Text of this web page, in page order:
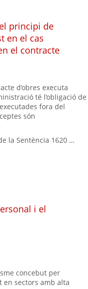
principi de
en el cas
el contracte
d’obres executa
té l’obligació de
fora del
són
la Sentència 1620 …
i el
concebut per
en sectors amb alta